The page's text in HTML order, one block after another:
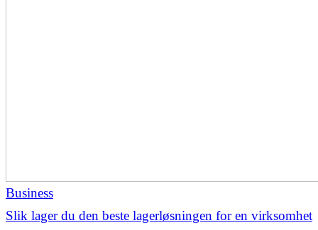
Business
Slik lager du den beste lagerløsningen for en virksomhet